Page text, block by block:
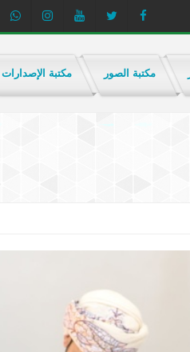
مكتبة الصور مكتبة الإصدارات